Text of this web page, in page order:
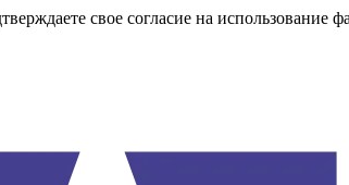
свое согласие на использование